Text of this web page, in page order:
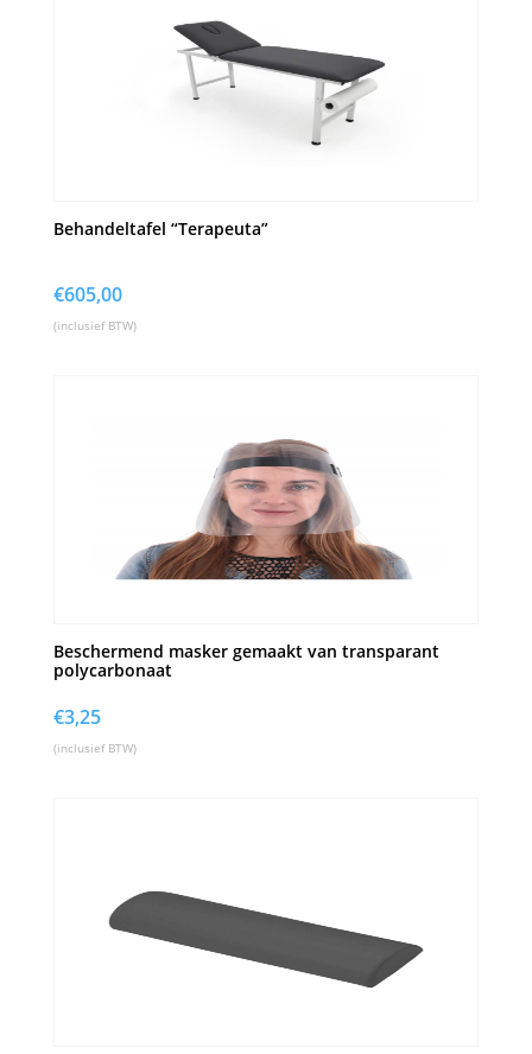
Behandeltafel “Terapeuta”
€605,00
(inclusief BTW)
Beschermend masker gemaakt van transparant
polycarbonaat
€3,25
(inclusief BTW)